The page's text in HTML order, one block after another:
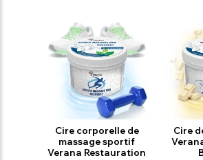
Cire corporelle de
massage sportif
Verana Restauration
Cire